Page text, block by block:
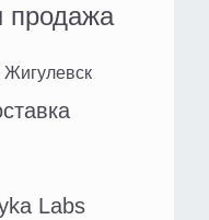
продажа
Жигулевск
Labs